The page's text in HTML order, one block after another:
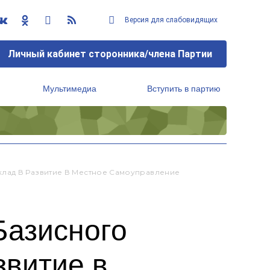
Версия для слабовидящих
Личный кабинет сторонника/члена Партии
Мультимедиа Вступить в партию
В Развитие В Местное Самоуправление